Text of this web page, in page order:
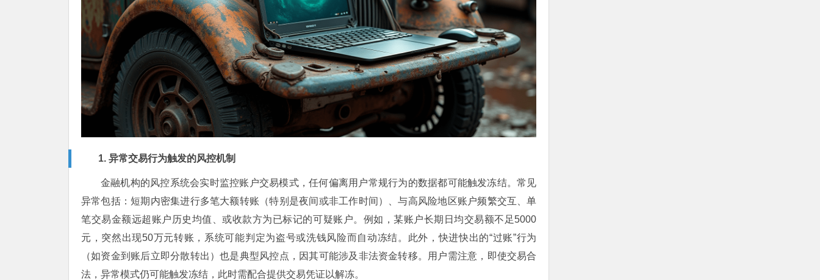
1. 异常交易行为触发的风控机制
金融机构的风控系统会实时监控账户交易模式，任何偏离用户常规行为的数据都可能触发冻结。常见
异常包括：短期内密集进行多笔大额转账（特别是夜间或非工作时间）、与高风险地区账户频繁交互、单
笔交易金额远超账户历史均值、或收款方为已标记的可疑账户。例如，某账户长期日均交易额不足5000
元，突然出现50万元转账，系统可能判定为盗号或洗钱风险而自动冻结。此外，快进快出的“过账”行为
（如资金到账后立即分散转出）也是典型风控点，因其可能涉及非法资金转移。用户需注意，即使交易合
法，异常模式仍可能触发冻结，此时需配合提供交易凭证以解冻。